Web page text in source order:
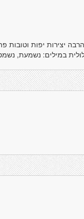
יצירות יפות וטובות
במילים: נשמעת,